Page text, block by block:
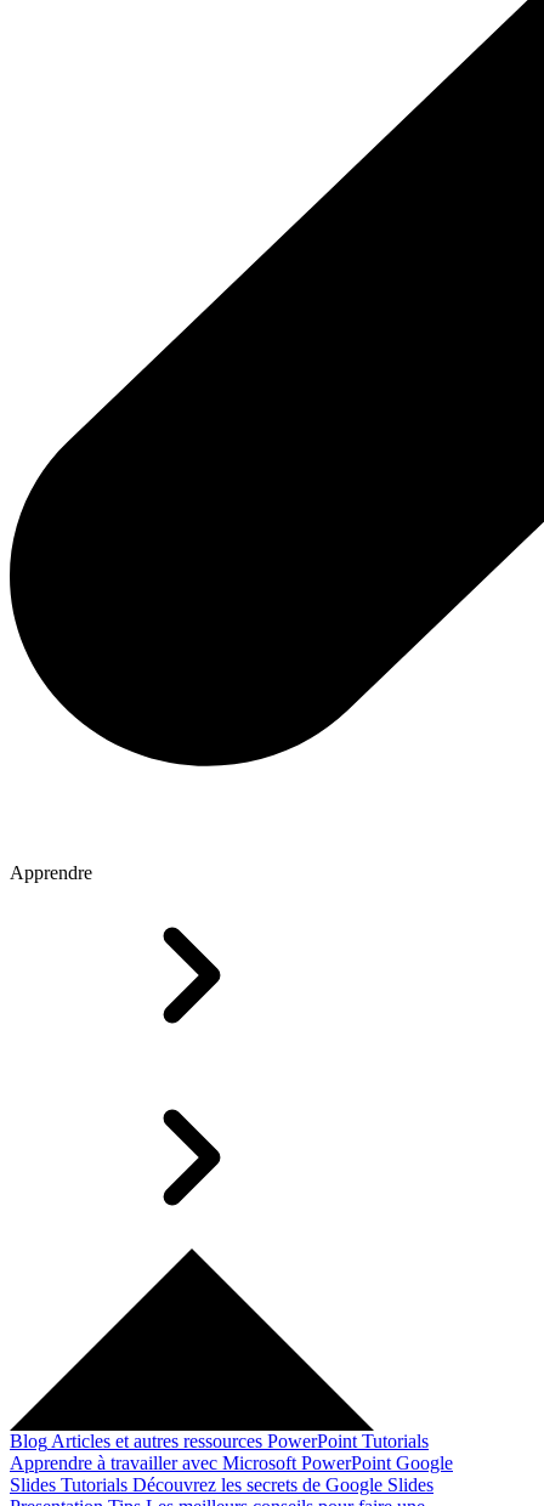
Apprendre
Blog Articles et autres ressources PowerPoint Tutorials
Apprendre à travailler avec Microsoft PowerPoint Google
Slides Tutorials Découvrez les secrets de Google Slides